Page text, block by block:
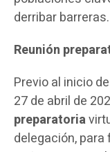
derribar barreras.
Reunión
Previo al inicio
27 de abril de
preparatoria
delegación,